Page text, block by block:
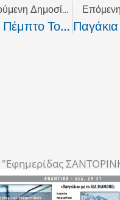
Προηγούμενη Δημοσίευση
Με Το Πέμπτο Το Αστέρι Στην Φανέλα
"Εφημερίδας